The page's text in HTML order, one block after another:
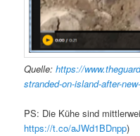
Quelle:https://
stranded-on-island-after-
PS: Die Kühe sind
https://t.co/aJWd1BDnpp)